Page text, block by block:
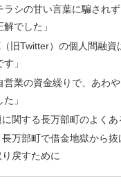
シの甘い言葉に騙され
解でした」
旧Twitter）の個人間融資
」
業の資金繰りで、あわ
」
関する長万部町のよくあ
長万部町で借金地獄から
り戻すために